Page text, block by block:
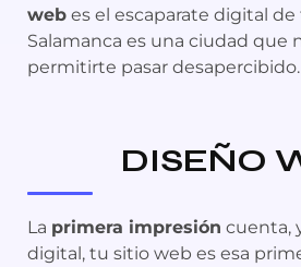
web es el escaparate digital
Salamanca es una ciudad que
permitirte pasar desapercibido.
DISEÑO
La primera impresión cuenta,
digital, tu sitio web es esa